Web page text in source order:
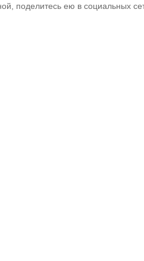
поделитесь ею в